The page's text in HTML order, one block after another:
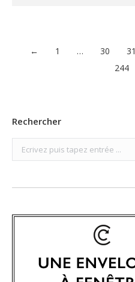
← 1 … 30 31
244
Rechercher
Search: